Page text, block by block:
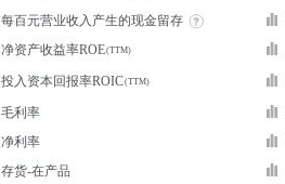
每百元营业收入产生的现金留存
净资产收益率ROE
投入资本回报率ROIC
毛利率
净利率
存货-在产品